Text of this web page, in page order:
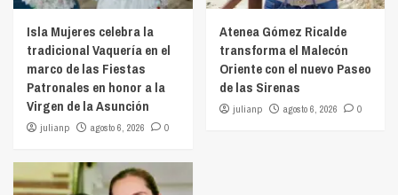
Isla Mujeres celebra la
tradicional Vaquería en el
marco de las Fiestas
Patronales en honor a la
Virgen de la Asunción
julianp agosto 6, 2026 0
Atenea Gómez Ricalde
transforma el Malecón
Oriente con el nuevo Paseo
de las Sirenas
julianp agosto 6, 2026 0